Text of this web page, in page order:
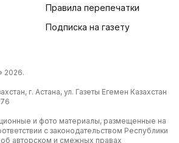
Правила перепечатки
Подписка на газету
2026.
г. Астана, ул. Газеты Егемен Казахстан
и фото материалы, размещенные на
с законодательством Республики
об авторском и смежных правах